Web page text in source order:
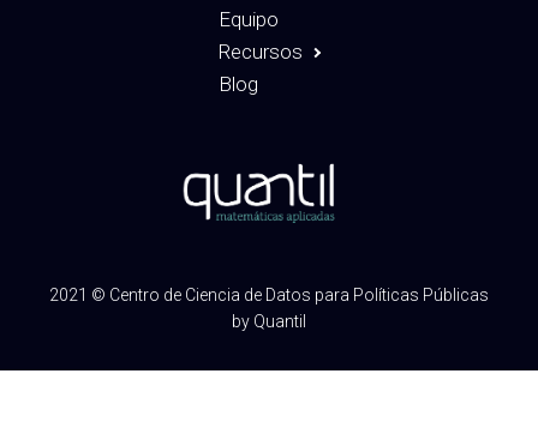
Equipo
Recursos
Blog
2021 © Centro de Ciencia de Datos para Políticas Públicas
by Quantil